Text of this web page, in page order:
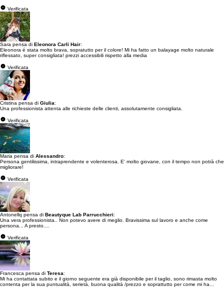
Verificata
Sara pensa di Eleonora Carli Hair:
Eleonora é stata molto brava, sopratutto per il colore! Mi ha fatto un balayage molto naturale
riflessato, super consigliata! prezzi accessibili rispetto alla media
Verificata
Cristina pensa di Giulia:
Una professionista attenta alle richieste delle clienti, assolutamente consigliata.
Verificata
Maria pensa di Alessandro:
Persona gentilissima, intraprendente e volenterosa. E' molto giovane, con il tempo non potrà che
migliorare!
Verificata
Antonellq pensa di Beautyque Lab Parrucchieri:
Una vera professionista.. Non potevo avere di meglio. Bravissima sul lavoro e anche come
persona... A presto....
Verificata
Francesca pensa di Teresa:
Mi ha contattata subito e il giorno seguente era già disponibile per il taglio, sono rimasta molto
contenta per la sua puntualità, serietà, buona qualità /prezzo e soprattutto per come mi ha...